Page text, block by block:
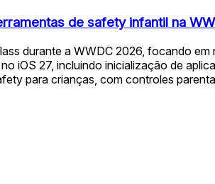
de safety infantil na
durante a WWDC 2026, focando
iOS 27, incluindo inicialização de
para crianças, com controles